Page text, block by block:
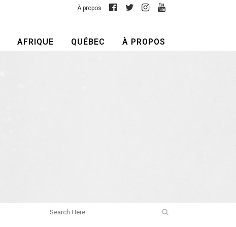
À propos
AFRIQUE QUÉBEC À PROPOS